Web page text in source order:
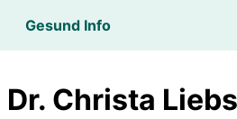
Gesund Info
Dr. Christa